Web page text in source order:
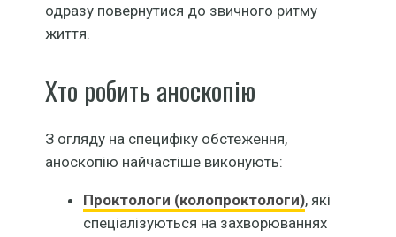
одразу повернутися до звичного ритму
життя.
Хто робить аноскопію
З огляду на специфіку обстеження,
аноскопію найчастіше виконують:
Проктологи (колопроктологи), які
спеціалізуються на захворюваннях